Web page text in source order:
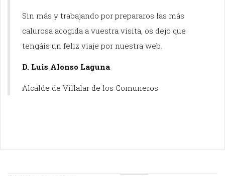
Sin más y trabajando por prepararos las más
calurosa acogida a vuestra visita, os dejo que
tengáis un feliz viaje por nuestra web.
D. Luis Alonso Laguna
Alcalde de Villalar de los Comuneros